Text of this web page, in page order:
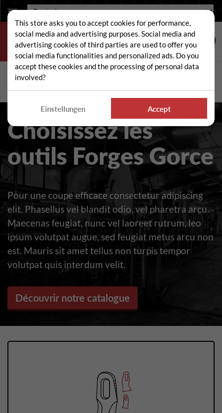
Sprache:
Suche
Choisissez les
outils Forges Gorce
Pour une coupe efficace consectetur adipiscing
elit. Phasellus vel blandit odio, vel pharetra arcu.
Maecenas feugiat, nunc vel laoreet rutrum, leo
ipsum volutpat augue, sed feugiat metus arcu non
est. Mauris sit amet tellus non turpis tempor
volutpat quis interdum velit.
Découvrir notre catalogue
This store asks you to accept cookies for performance,
social media and advertising purposes. Social media and
advertising cookies of third parties are used to offer you
social media functionalities and personalized ads. Do you
accept these cookies and the processing of personal data
involved?
Einstellungen Accept